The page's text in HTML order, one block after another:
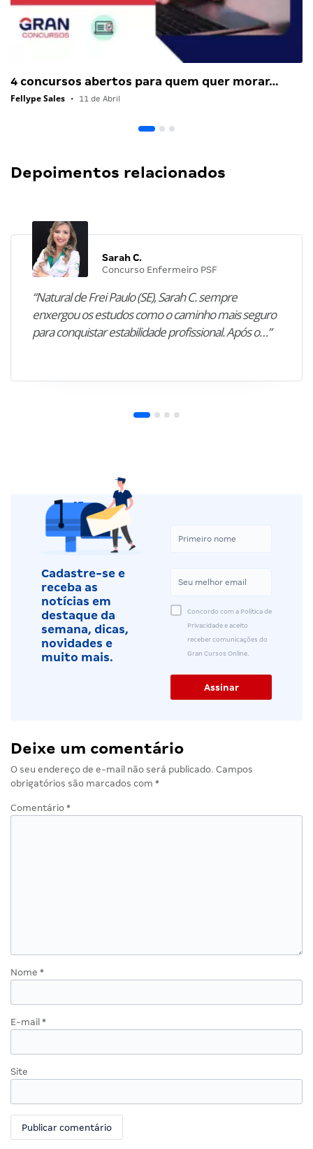
4 concursos abertos para quem quer morar…
Fellype Sales • 11 de Abril
Depoimentos relacionados
Sarah C.
Concurso Enfermeiro PSF
“Natural de Frei Paulo (SE), Sarah C. sempre
enxergou os estudos como o caminho mais seguro
para conquistar estabilidade profissional. Após o…”
Cadastre-se e
receba as
notícias em
destaque da
semana, dicas,
novidades e
muito mais.
Concordo com a Política de
Privacidade e aceito
receber comunicações do
Gran Cursos Online.
Deixe um comentário
O seu endereço de e-mail não será publicado. Campos
obrigatórios são marcados com *
Comentário *
Nome *
E-mail *
Site